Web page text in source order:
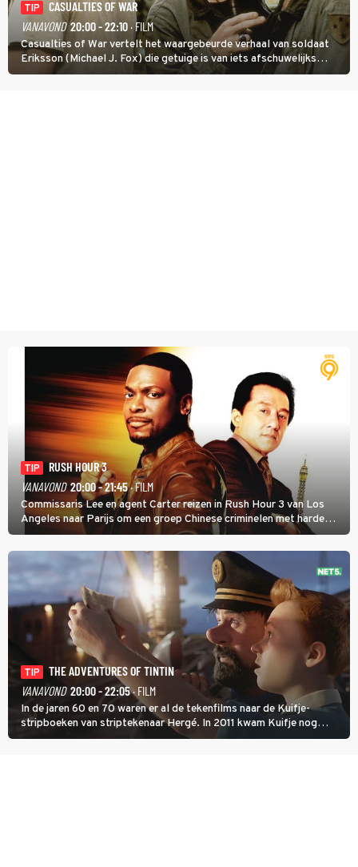
TIP
CASUALTIES OF WAR
VANAVOND 20:00 - 22:10· FILM
Casualties of War vertelt het waargebeurde verhaal van soldaat
Eriksson (Michael J. Fox) die getuige is van iets afschuwelijks
tijdens de Vietnamoorlog. Hij besluit uit de school te klappen.
TIP
RUSH HOUR 3
VANAVOND 20:00 - 21:45· FILM
Commissaris Lee en agent Carter reizen in Rush Hour 3 van Los
Angeles naar Parijs om een groep Chinese criminelen met harde
hand aan te pakken.
TIP
THE ADVENTURES OF TINTIN
VANAVOND 20:00 - 22:05· FILM
In de jaren 60 en 70 waren er al de tekenfilms naar de Kuifje-
stripboeken van striptekenaar Hergé. In 2011 kwam Kuifje nog
meer tot leven in The Adventures of Tintin van Steven Spielberg.